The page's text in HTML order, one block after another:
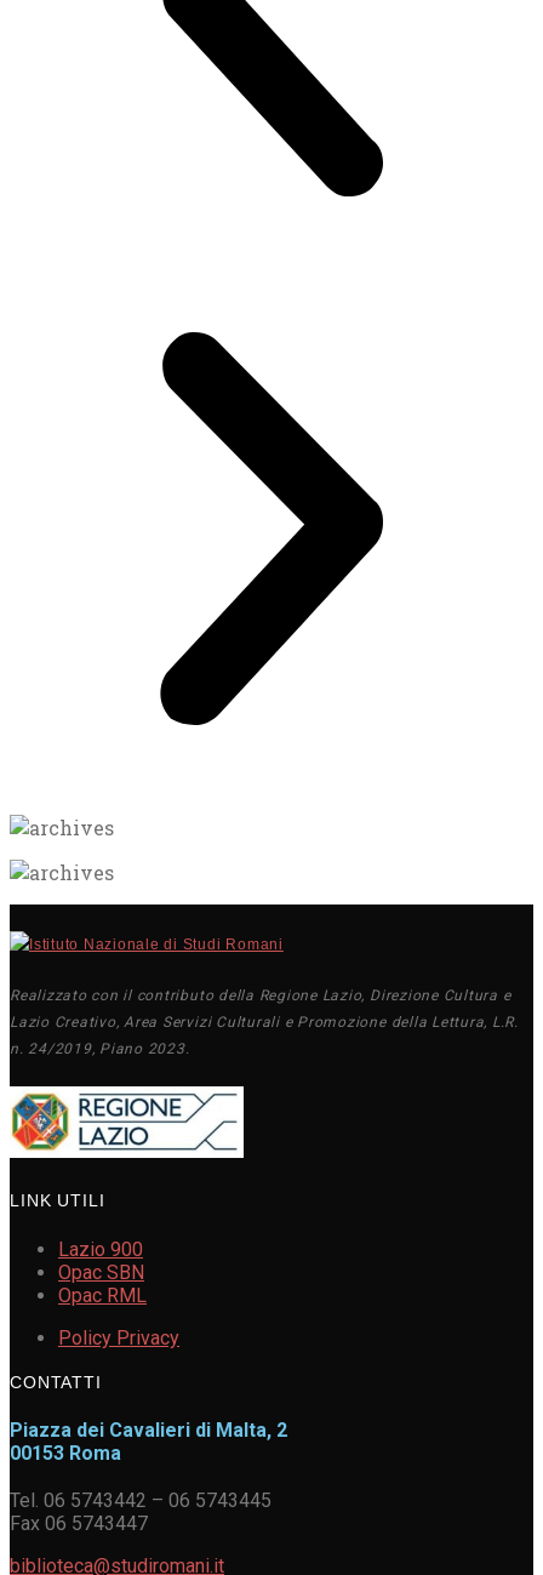
Realizzato con il contributo della Regione Lazio, Direzione Cultura e
Lazio Creativo, Area Servizi Culturali e Promozione della Lettura, L.R.
n. 24/2019, Piano 2023.
LINK UTILI
Lazio 900
Opac SBN
Opac RML
Policy Privacy
CONTATTI
Piazza dei Cavalieri di Malta, 2
00153 Roma
Tel. 06 5743442 – 06 5743445
Fax 06 5743447
biblioteca@studiromani.it